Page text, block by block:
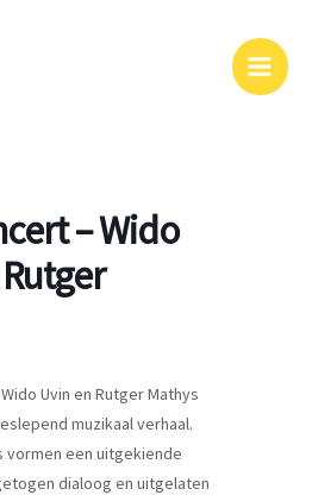
– Wido
Uvin en Rutger Mathys
muzikaal verhaal.
vormen een uitgekiende
dialoog en uitgelaten